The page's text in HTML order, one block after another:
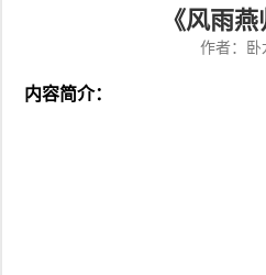
《风雨燕
作者：卧
内容简介：